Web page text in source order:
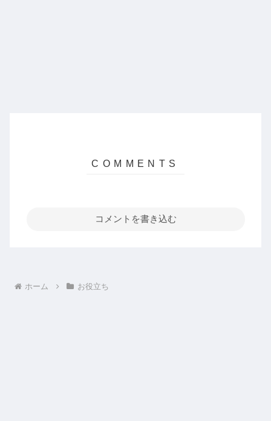
コメントを書き込む
ホーム お役立ち